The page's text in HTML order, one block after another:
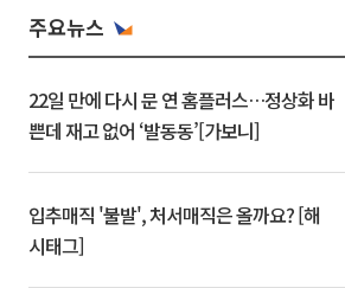
주요뉴스
22일 만에 다시 문 연 홈플러스…정상화 바
쁜데 재고 없어 ‘발동동’[가보니]
입추매직 '불발', 처서매직은 올까요? [해
시태그]